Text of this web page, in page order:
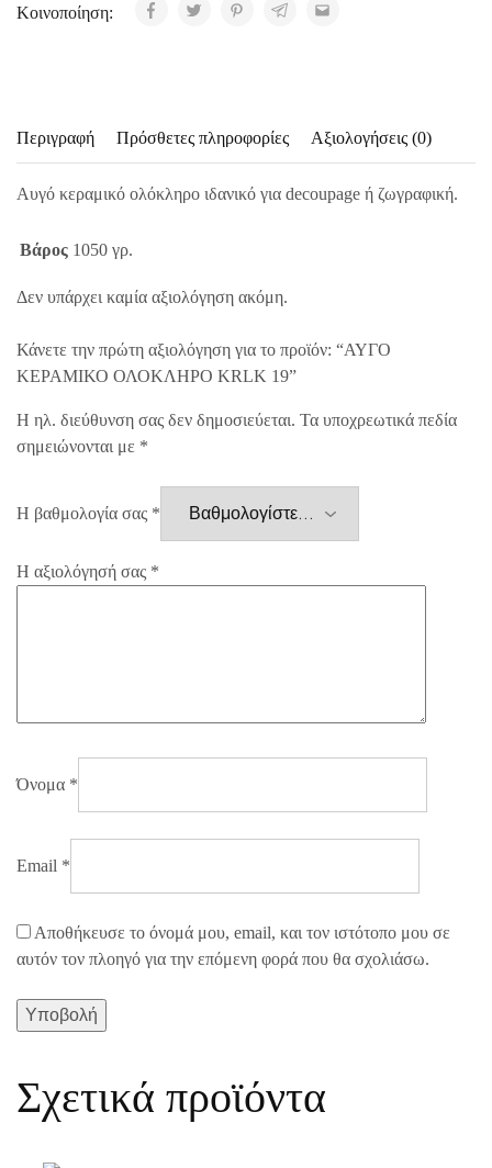
Κοινοποίηση:
Περιγραφή Πρόσθετες πληροφορίες Αξιολογήσεις (0)
Αυγό κεραμικό ολόκληρο ιδανικό για decoupage ή ζωγραφική.
Βάρος 1050 γρ.
Δεν υπάρχει καμία αξιολόγηση ακόμη.
Κάνετε την πρώτη αξιολόγηση για το προϊόν: “ΑΥΓΟ
ΚΕΡΑΜΙΚΟ ΟΛΟΚΛΗΡΟ KRLK 19”
Η ηλ. διεύθυνση σας δεν δημοσιεύεται. Τα υποχρεωτικά πεδία
σημειώνονται με *
Η βαθμολογία σας *
Η αξιολόγησή σας *
Όνομα *
Email *
Αποθήκευσε το όνομά μου, email, και τον ιστότοπο μου σε
αυτόν τον πλοηγό για την επόμενη φορά που θα σχολιάσω.
Σχετικά προϊόντα